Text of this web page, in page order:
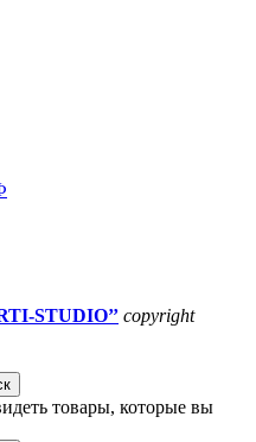
STUDIO’’ copyright
товары, которые вы